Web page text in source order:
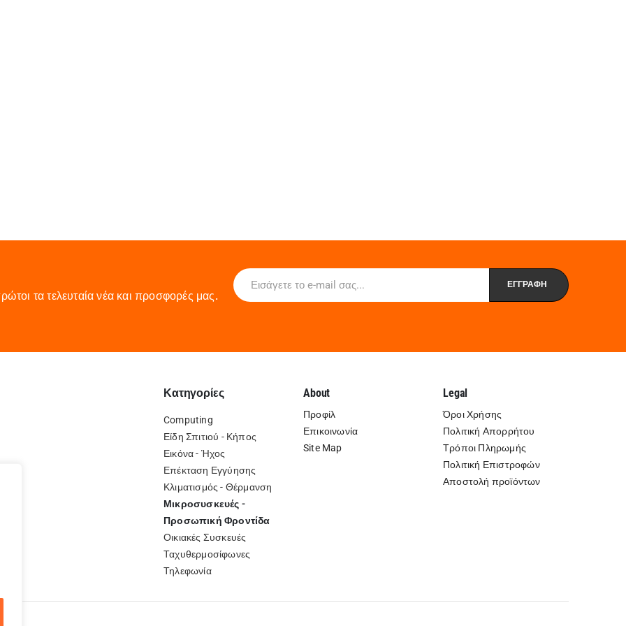
τα τελευταία νέα και προσφορές μας.
Κατηγορίες
Computing
Είδη Σπιτιού - Κήπος
Εικόνα - Ήχος
Επέκταση Εγγύησης
Κλιματισμός - Θέρμανση
Μικροσυσκευές -
Προσωπική Φροντίδα
Οικιακές Συσκευές
Ταχυθερμοσίφωνες
Τηλεφωνία
About
Προφίλ
Επικοινωνία
Site Map
Legal
Όροι Χρήσης
Πολιτική Απορρήτου
Τρόποι Πληρωμής
Πολιτική Επιστροφών
Αποστολή προϊόντων